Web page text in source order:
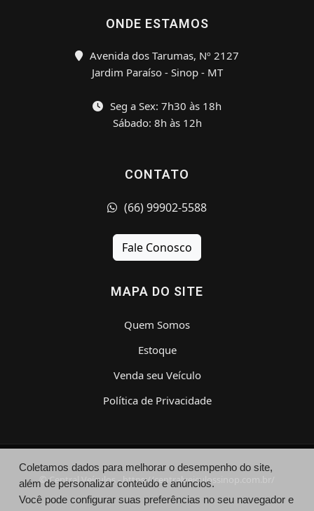
ONDE ESTAMOS
Avenida dos Tarumas, Nº 2127
Jardim Paraíso - Sinop - MT
Seg a Sex: 7h30 às 18h
Sábado: 8h às 12h
CONTATO
(66) 99902-5588
Fale Conosco
MAPA DO SITE
Quem Somos
Estoque
Venda seu Veículo
Política de Privacidade
© Central Veículos - https://centralveiculossinop.com.br/
Coletamos dados para melhorar o desempenho do site,
além de personalizar conteúdo e anúncios.
Você pode configurar suas preferências no seu navegador e